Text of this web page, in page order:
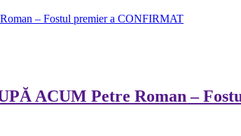
– Fostul premier a CONFIRMAT
ACUM Petre Roman –